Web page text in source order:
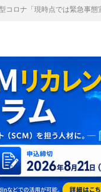
コロナ「現時点では緊急事態